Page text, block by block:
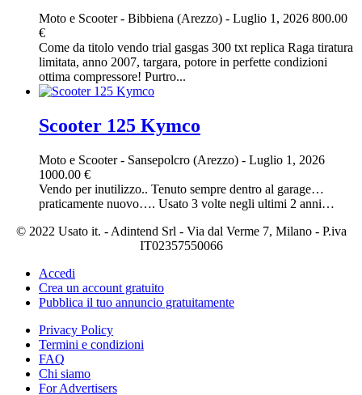
Moto e Scooter- Bibbiena (Arezzo) - Luglio 1, 2026 800.00
€
Come da titolo vendo trial gasgas 300 txt replica Raga tiratura
limitata, anno 2007, targara, potore in perfette condizioni
ottima compressore! Purtro...
Scooter 125 Kymco
Moto e Scooter- Sansepolcro (Arezzo) - Luglio 1, 2026
1000.00 €
Vendo per inutilizzo.. Tenuto sempre dentro al garage…
praticamente nuovo…. Usato 3 volte negli ultimi 2 anni…
© 2022 Usato it. - Adintend Srl - Via dal Verme 7, Milano - P.iva
IT02357550066
Accedi
Crea un account gratuito
Pubblica il tuo annuncio gratuitamente
Privacy Policy
Termini e condizioni
FAQ
Chi siamo
For Advertisers